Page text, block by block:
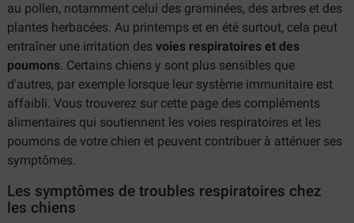
au pollen, notamment celui des graminées, des arbres et des
plantes herbacées. Au printemps et en été surtout, cela peut
entraîner une irritation des voies respiratoires et des
poumons. Certains chiens y sont plus sensibles que
d'autres, par exemple lorsque leur système immunitaire est
affaibli. Vous trouverez sur cette page des compléments
alimentaires qui soutiennent les voies respiratoires et les
poumons de votre chien et peuvent contribuer à atténuer ses
symptômes.
Les symptômes de troubles respiratoires chez
les chiens